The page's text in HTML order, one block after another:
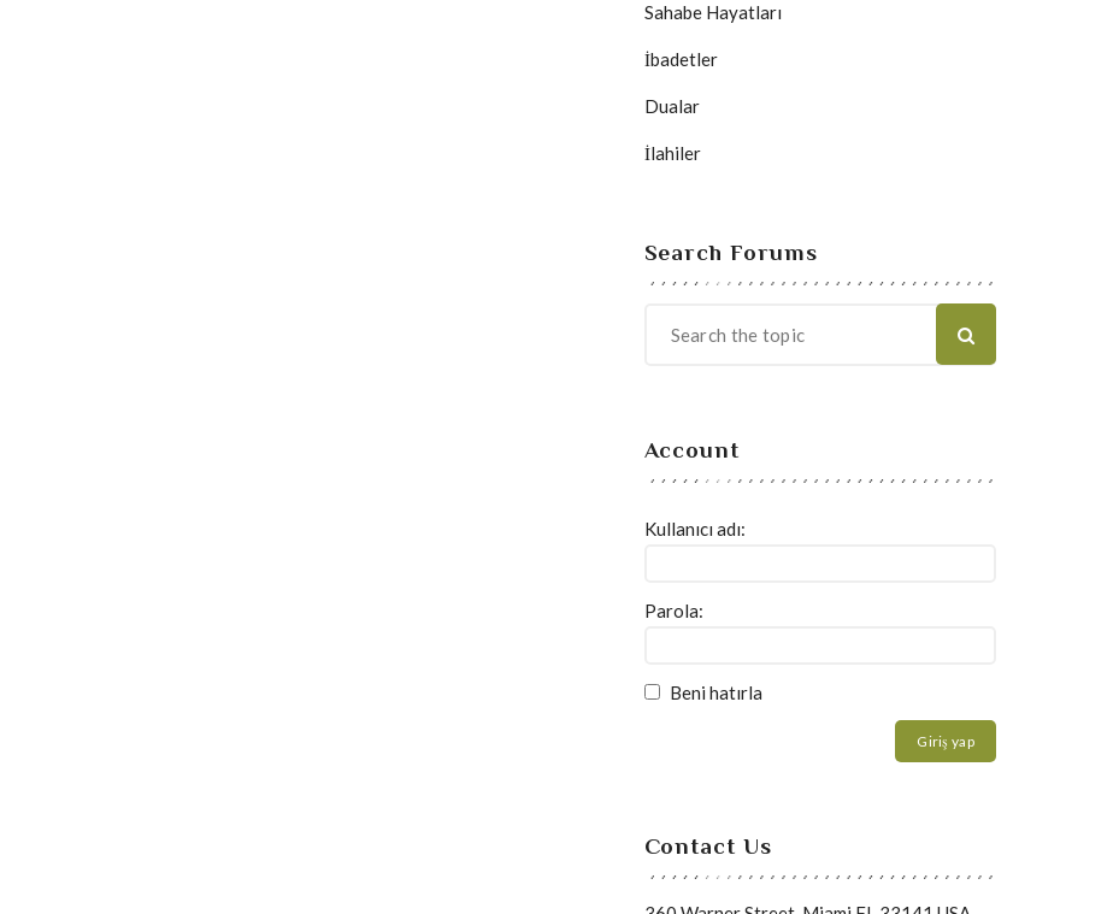
Sahabe Hayatları
İbadetler
Dualar
İlahiler
Search Forums
Account
Kullanıcı adı:
Parola:
Beni hatırla
Giriş yap
Contact Us